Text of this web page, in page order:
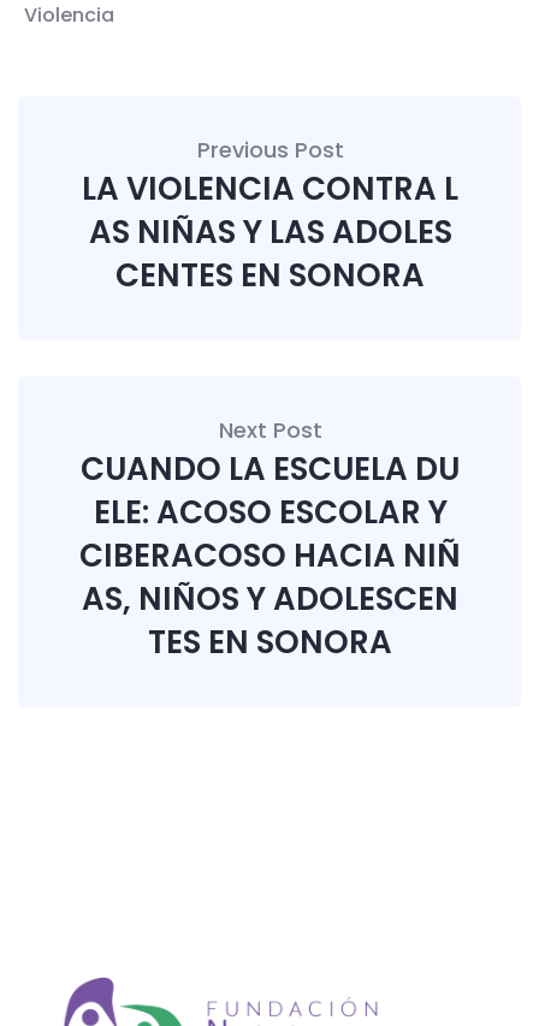
Violencia
Previous Post
LA VIOLENCIA CONTRA L
AS NIÑAS Y LAS ADOLES
CENTES EN SONORA
Next Post
CUANDO LA ESCUELA DU
ELE: ACOSO ESCOLAR Y
CIBERACOSO HACIA NIÑ
AS, NIÑOS Y ADOLESCEN
TES EN SONORA